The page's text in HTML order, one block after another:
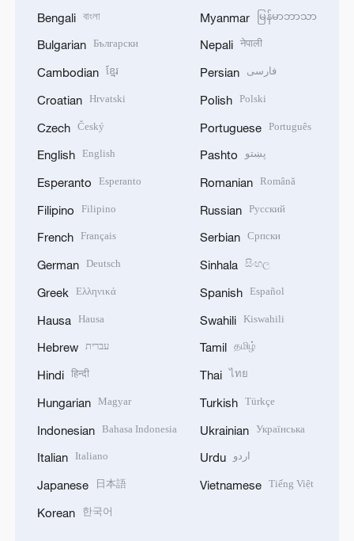
Bengali বাংলা
Bulgarian Български
Cambodian ខ្មែរ
Croatian Hrvatski
Czech Český
English English
Esperanto Esperanto
Filipino Filipino
French Français
German Deutsch
Greek Ελληνικά
Hausa Hausa
Hebrew עברית
Hindi हिन्दी
Hungarian Magyar
Indonesian Bahasa Indonesia
Italian Italiano
Japanese 日本語
Korean 한국어
Myanmar မြန်မာဘာသာ
Nepali नेपाली
Persian فارسی
Polish Polski
Portuguese Português
Pashto پښتو
Romanian Română
Russian Русский
Serbian Српски
Sinhala සිංහල
Spanish Español
Swahili Kiswahili
Tamil தமிழ்
Thai ไทย
Turkish Türkçe
Ukrainian Українська
Urdu اردو
Vietnamese Tiếng Việt